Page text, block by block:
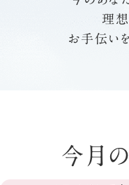
理想
お手伝い
今月